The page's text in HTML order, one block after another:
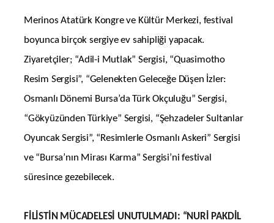
Merinos Atatürk Kongre ve Kültür Merkezi, festival
boyunca birçok sergiye ev sahipliği yapacak.
Ziyaretçiler; “Adil-i Mutlak” Sergisi, “Quasimotho
Resim Sergisi”, “Gelenekten Geleceğe Düşen İzler:
Osmanlı Dönemi Bursa’da Türk Okçuluğu” Sergisi,
“Gökyüzünden Türkiye” Sergisi, “Şehzadeler Sultanlar
Oyuncak Sergisi”, “Resimlerle Osmanlı Askeri” Sergisi
ve “Bursa’nın Mirası Karma” Sergisi’ni festival
süresince gezebilecek.
FİLİSTİN MÜCADELESİ UNUTULMADI: “NURİ PAKDİL